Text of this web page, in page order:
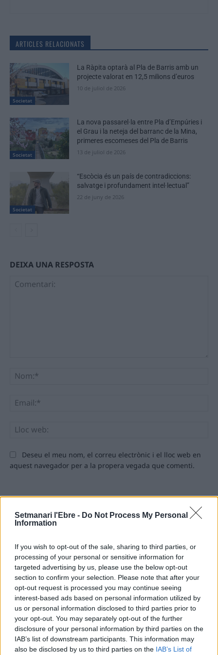
Setmanari l'Ebre - Do Not Process My Personal
Information
If you wish to opt-out of the sale, sharing to third parties, or
processing of your personal or sensitive information for
targeted advertising by us, please use the below opt-out
section to confirm your selection. Please note that after your
opt-out request is processed you may continue seeing
interest-based ads based on personal information utilized by
us or personal information disclosed to third parties prior to
your opt-out. You may separately opt-out of the further
disclosure of your personal information by third parties on the
IAB’s list of downstream participants. This information may
also be disclosed by us to third parties on the IAB’s List of
ARTICLES RELACIONATS
Societat
La Ràpita optarà al Pla de Barris amb un
projecte valorat en 12,5 milions d’euros
10 de juliol de 2026
Societat
La nova passarel·la entre Pla d’Empúries i
el Grau i la neteja del barranc de la Mina,
primeres escomeses del Pla de Barris
13 de juliol de 2026
Societat
“Escòcia és un país de contradiccions:
salvatge i profundament intel·lectual”
22 de juny de 2026
DEIXA UNA RESPOSTA
Deseu el meu nom, el correu electrònic i el lloc web en
aquest navegador per a la propera vegada que comenti.
ÚLTIMES NOTÍCIES
Blaumut lidera el cartell musical de les
Festes
31 de juliol de 2026
Caçadors de subvencions
30 de juliol de 2026